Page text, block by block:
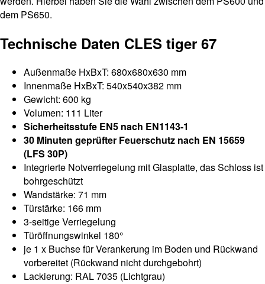
dem PS650.
Technische Daten CLES tiger 67
Außenmaße HxBxT: 680x680x630 mm
Innenmaße HxBxT: 540x540x382 mm
Gewicht: 600 kg
Volumen: 111 Liter
Sicherheitsstufe EN5 nach EN1143-1
30 Minuten geprüfter Feuerschutz nach EN 15659
(LFS 30P)
Integrierte Notverriegelung mit Glasplatte, das Schloss ist
bohrgeschützt
Wandstärke: 71 mm
Türstärke: 166 mm
3-seitige Verriegelung
Türöffnungswinkel 180°
je 1 x Buchse für Verankerung im Boden und Rückwand
vorbereitet (Rückwand nicht durchgebohrt)
Lackierung: RAL 7035 (Lichtgrau)